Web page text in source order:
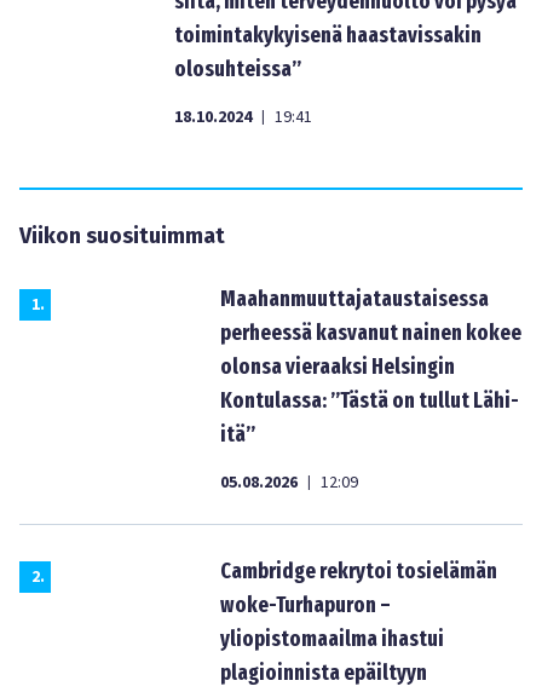
toimintakykyisenä haastavissakin
olosuhteissa”
18.10.2024 | 19:41
Viikon suosituimmat
1.
Maahanmuuttajataustaisessa
perheessä kasvanut nainen kokee
olonsa vieraaksi Helsingin
Kontulassa: ”Tästä on tullut Lähi-
itä”
05.08.2026 | 12:09
2.
Cambridge rekrytoi tosielämän
woke-Turhapuron –
yliopistomaailma ihastui
plagioinnista epäiltyyn